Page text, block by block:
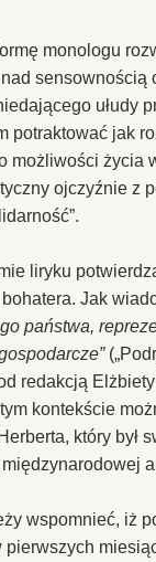
monologu
sensownością
ułudy
potraktować jak
możliwości życia
ojczyźnie z
liryku
Jak
państwa,
redakcją
kontekście
który był
wspomnieć, iż